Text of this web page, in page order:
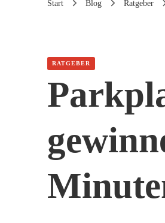
Start Blog Ratgeber
RATGEBER